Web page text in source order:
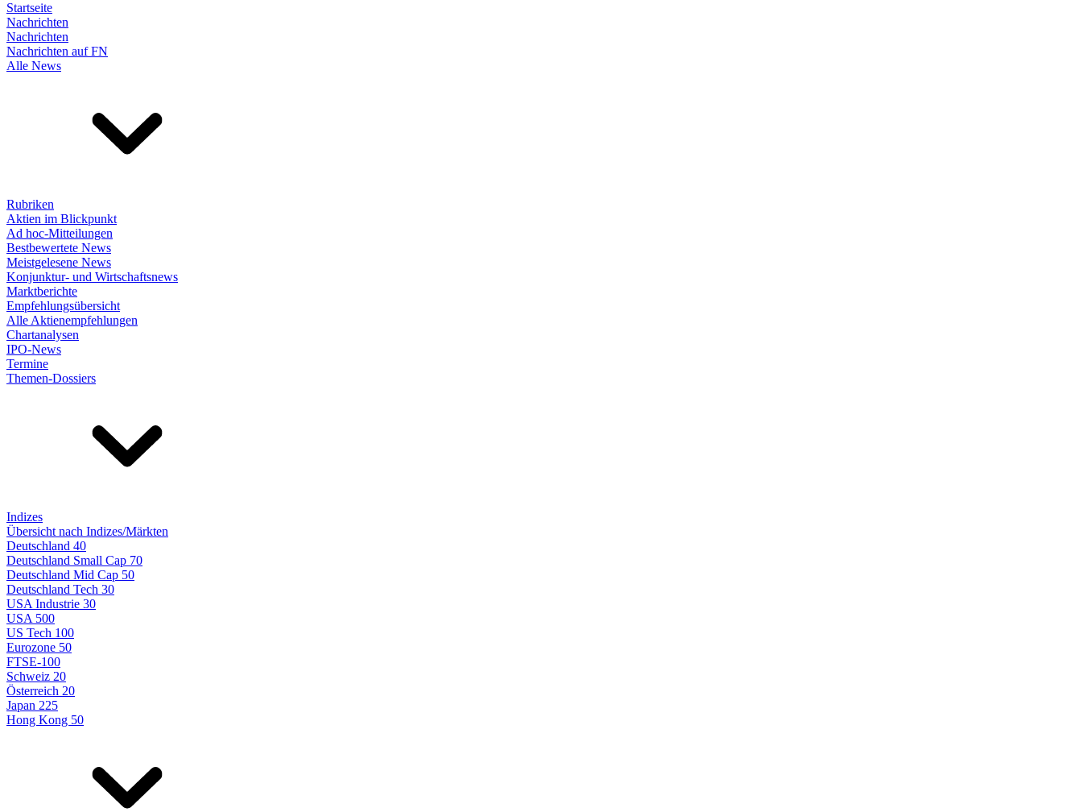
Startseite
Nachrichten
Nachrichten
Nachrichten auf FN
Alle News
Rubriken
Aktien im Blickpunkt
Ad hoc-Mitteilungen
Bestbewertete News
Meistgelesene News
Konjunktur- und Wirtschaftsnews
Marktberichte
Empfehlungsübersicht
Alle Aktienempfehlungen
Chartanalysen
IPO-News
Termine
Themen-Dossiers
Indizes
Übersicht nach Indizes/Märkten
Deutschland 40
Deutschland Small Cap 70
Deutschland Mid Cap 50
Deutschland Tech 30
USA Industrie 30
USA 500
US Tech 100
Eurozone 50
FTSE-100
Schweiz 20
Österreich 20
Japan 225
Hong Kong 50